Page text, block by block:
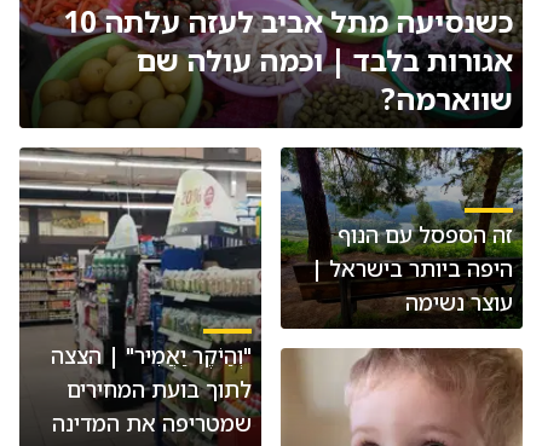
כשנסיעה מתל אביב לעזה עלתה 10
אגורות בלבד | וכמה עולה שם
שווארמה?
זה הספסל עם הנוף
היפה ביותר בישראל |
עוצר נשימה
"וְהַיֹקֶר יַאֲמִיר" | הצצה
לתוך בועת המחירים
שמטריפה את המדינה